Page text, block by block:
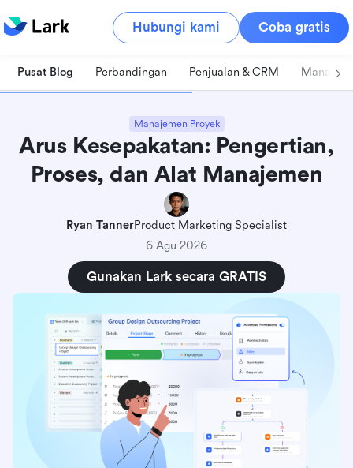
Hubungi kami Coba gratis
Pusat Blog Perbandingan Penjualan & CRM
Manajemen Proyek
Arus Kesepakatan: Pengertian,
Proses, dan Alat Manajemen
Ryan TannerProduct Marketing Specialist
6 Agu 2026
Gunakan Lark secara GRATIS